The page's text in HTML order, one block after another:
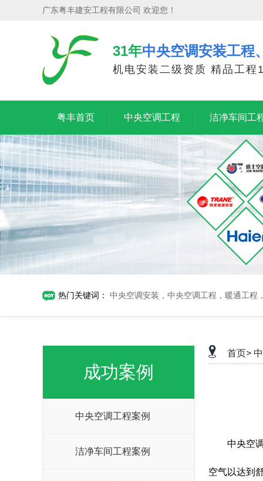
广东粤丰建安工程有限公司 欢迎您！
31年中央空调安装工程
机电安装二级资质 精品工程
粤丰首页 中央空调工程 洁净车间工
热门关键词： 中央空调安装，中央空调工程，暖通工程
成功案例
中央空调工程案例
洁净车间工程案例
首页>
中央空
空气以达到